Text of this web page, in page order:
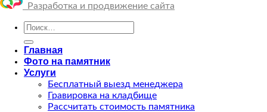
Разработка и продвижение сайта
Искать:
Главная
Фото на памятник
Услуги
Бесплатный выезд менеджера
Гравировка на кладбище
Рассчитать стоимость памятника